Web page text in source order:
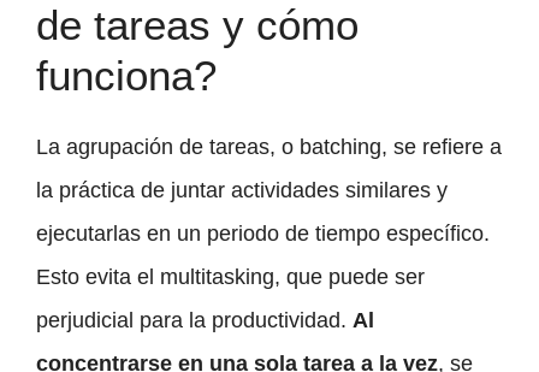
de tareas y cómo
funciona?
La agrupación de tareas, o batching, se refiere a
la práctica de juntar actividades similares y
ejecutarlas en un periodo de tiempo específico.
Esto evita el multitasking, que puede ser
perjudicial para la productividad. Al
concentrarse en una sola tarea a la vez, se